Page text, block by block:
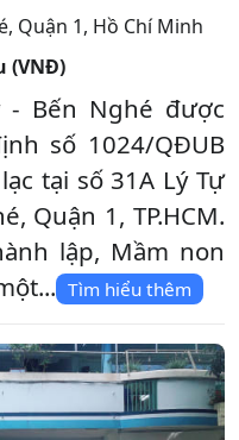
, Quận 1, Hồ Chí Minh
(VNĐ)
- Bến Nghé được
số 1024/QĐUB
tại số 31A Lý Tự
Quận 1, TP.HCM.
lập, Mầm non
Tìm hiểu thêm